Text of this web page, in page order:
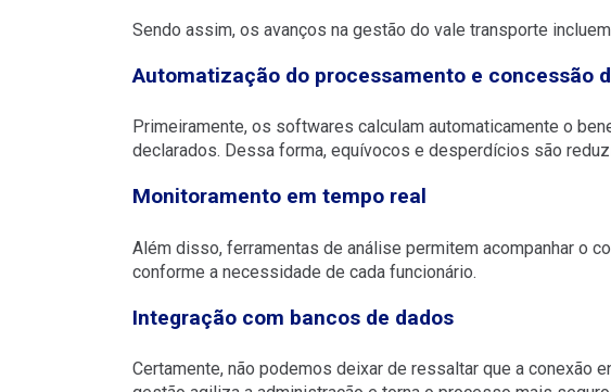
Sendo assim, os avanços na gestão do vale transporte
Automatização do processamento e concessão
Primeiramente, os softwares calculam automaticamente o
declarados. Dessa forma, equívocos e desperdícios são
Monitoramento em tempo real
Além disso, ferramentas de análise permitem acompanhar o
conforme a necessidade de cada funcionário.
Integração com bancos de dados
Certamente, não podemos deixar de ressaltar que a conexão